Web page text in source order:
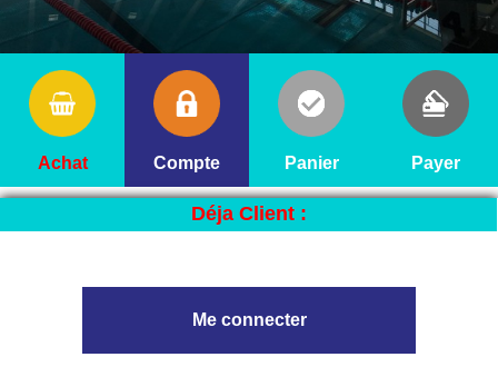
Achat Compte Panier Payer
Déja Client :